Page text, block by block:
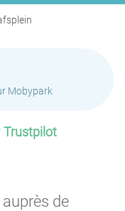
Mobypark
Trustpilot
de